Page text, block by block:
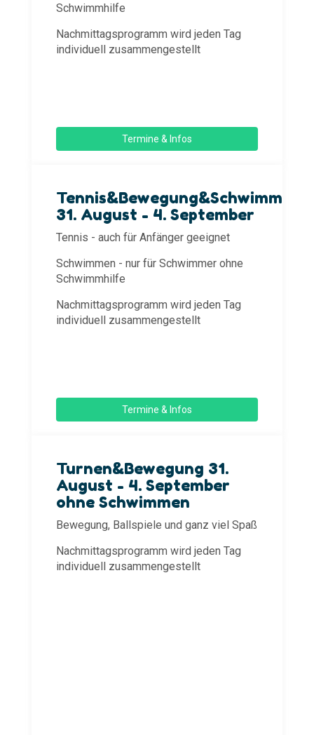
Schwimmhilfe
Nachmittagsprogramm wird jeden Tag
individuell zusammengestellt
Termine & Infos
Tennis&Bewegung&Schwimmen
31. August - 4. September
Tennis - auch für Anfänger geeignet
Schwimmen - nur für Schwimmer ohne
Schwimmhilfe
Nachmittagsprogramm wird jeden Tag
individuell zusammengestellt
Termine & Infos
Turnen&Bewegung 31.
August - 4. September
ohne Schwimmen
Bewegung, Ballspiele und ganz viel Spaß
Nachmittagsprogramm wird jeden Tag
individuell zusammengestellt